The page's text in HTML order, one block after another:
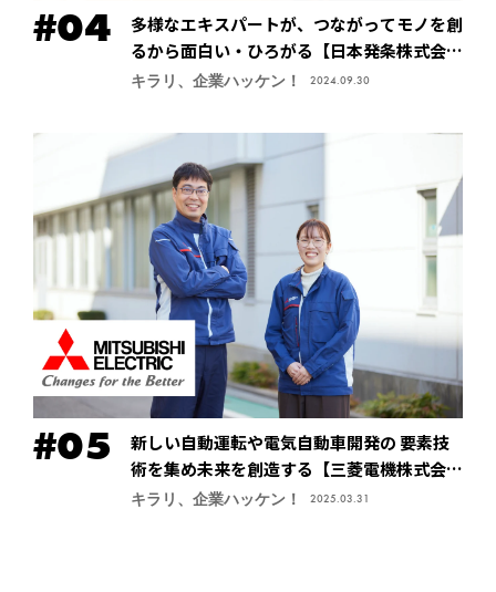
多様なエキスパートが、つながってモノを創
るから面白い・ひろがる【日本発条株式会社
（ニッパツ）】
キラリ、企業ハッケン！ 2024.09.30
新しい自動運転や電気自動車開発の 要素技
術を集め未来を創造する【三菱電機株式会
社・先進応用開発センター】
キラリ、企業ハッケン！ 2025.03.31